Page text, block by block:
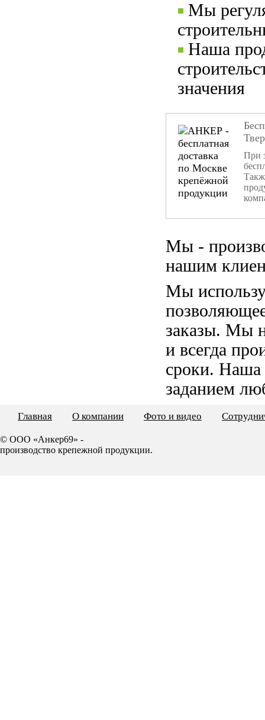
Мы
Наша
значения
При
Мы -
нашим
Мы
заказы. Мы
и всегда
сроки. Наша
заданием
Главная О компании Фото и видео
© ООО «Анкер69» -
производство крепежной продукции.